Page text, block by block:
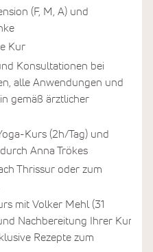
(F, M, A) und
Kur
Konsultationen bei
alle Anwendungen und
gemäß ärztlicher
Kurs (2h/Tag) und
Anna Trökes
Thrissur oder zum
mit Volker Mehl (31
Nachbereitung Ihrer Kur,
Rezepte zum